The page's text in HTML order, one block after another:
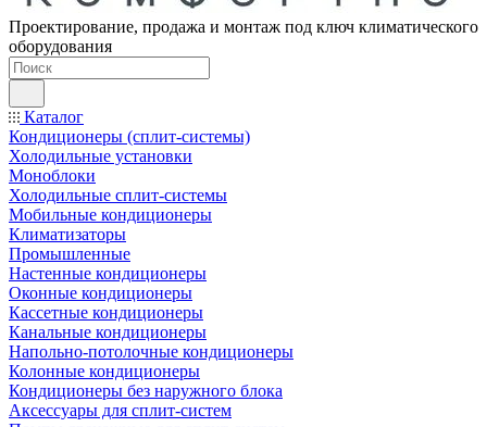
Проектирование, продажа и монтаж под ключ климатического
оборудования
Каталог
Кондиционеры (сплит-системы)
Холодильные установки
Моноблоки
Холодильные сплит-системы
Мобильные кондиционеры
Климатизаторы
Промышленные
Настенные кондиционеры
Оконные кондиционеры
Кассетные кондиционеры
Канальные кондиционеры
Напольно-потолочные кондиционеры
Колонные кондиционеры
Кондиционеры без наружного блока
Аксессуары для сплит-систем